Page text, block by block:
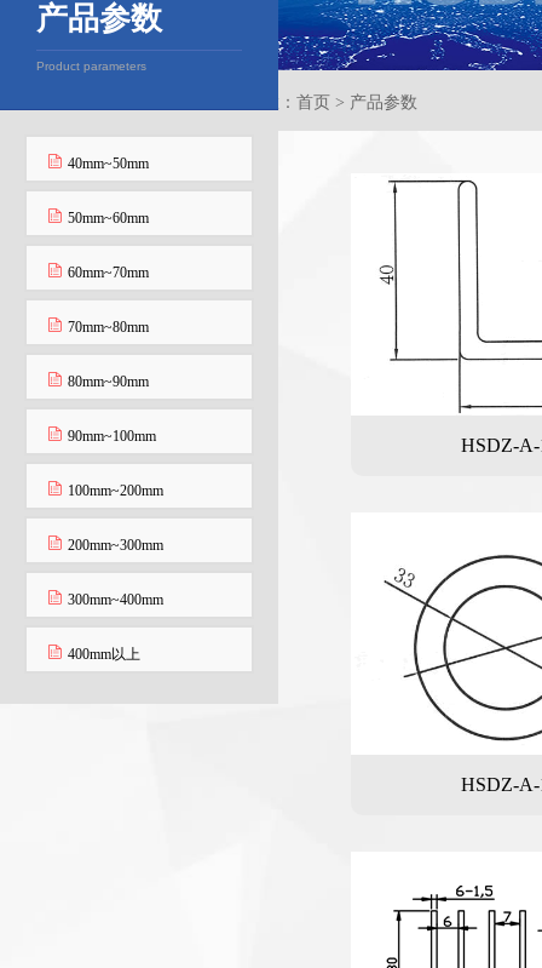
当前位置：首页 > 产品参数
产品参数
Product parameters
40mm~50mm
50mm~60mm
60mm~70mm
70mm~80mm
80mm~90mm
90mm~100mm
100mm~200mm
200mm~300mm
300mm~400mm
400mm以上
HSDZ-A-
HSDZ-A-